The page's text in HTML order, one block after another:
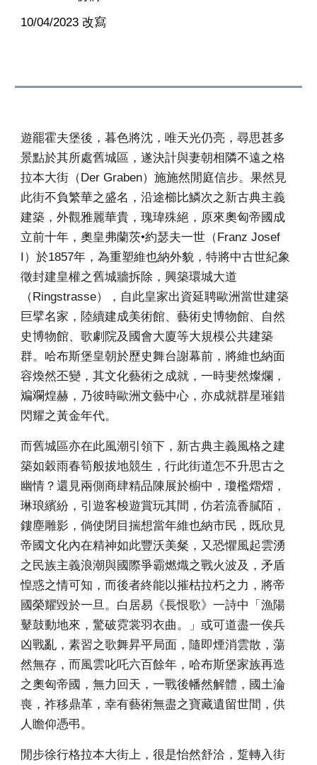
10/04/2023 改寫
遊罷霍夫堡後，暮色將沈，唯天光仍亮，尋思甚多
景點於其所處舊城區，遂決計與妻朝相隣不遠之格
拉本大街（Der Graben）施施然閒庭信步。果然見
此街不負繁華之盛名，沿途櫛比鱗次之新古典主義
建築，外觀雅麗華貴，瑰瑋殊絕，原來奧匈帝國成
立前十年，奧皇弗蘭茨•約瑟夫一世（Franz Josef
I）於1857年，為重塑維也納外貌，特將中古世紀象
徵封建皇權之舊城牆拆除，興築環城大道
（Ringstrasse），自此皇家出資延聘歐洲當世建築
巨擘名家，陸續建成美術館、藝術史博物館、自然
史博物館、歌劇院及國會大廈等大規模公共建築
群。哈布斯堡皇朝於歷史舞台謝幕前，將維也納面
容煥然丕變，其文化藝術之成就，一時斐然燦爛，
斒斕煌赫，乃彼時歐洲文藝中心，亦成就群星璀錯
閃耀之黃金年代。
而舊城區亦在此風潮引領下，新古典主義風格之建
築如穀雨春筍般拔地競生，行此街道怎不升思古之
幽情？還見兩側商肆精品陳展於櫥中，瓊檻熠熠，
琳琅繽紛，引遊客梭遊賞玩其間，仿若流香膩陌，
鏤塵雕影，倘使閉目揣想當年維也納市民，既欣見
帝國文化內在精神如此豐沃美粲，又恐懼風起雲湧
之民族主義浪潮與國際爭霸燃熾之戰火波及，矛盾
惶惑之情可知，而後者終能以摧枯拉朽之力，將帝
國榮耀毀於一旦。白居易《長恨歌》一詩中「漁陽
鼙鼓動地來，驚破霓裳羽衣曲。」或可道盡一俟兵
凶戰亂，素習之歌舞昇平局面，隨即煙消雲散，蕩
然無存，而風雲叱吒六百餘年，哈布斯堡家族再造
之奧匈帝國，無力回天，一戰後幡然解體，國土淪
喪，祚移鼎革，幸有藝術無盡之寶藏遺留世間，供
人瞻仰憑弔。
閒步徐行格拉本大街上，很是怡然舒洽，踅轉入街